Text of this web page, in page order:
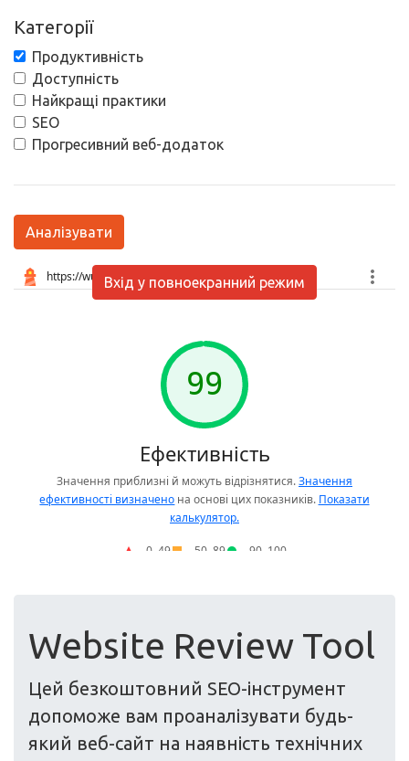
Категорії
Продуктивність
Доступність
Найкращі практики
SEO
Прогресивний веб-додаток
Аналізувати
Вхід у повноекранний режим
Website Review Tool
Цей безкоштовний SEO-інструмент
допоможе вам проаналізувати будь-
який веб-сайт на наявність технічних